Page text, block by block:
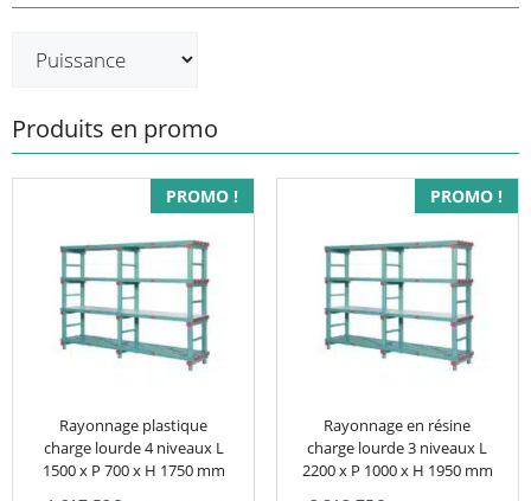
Produits en promo
PROMO !
Rayonnage plastique
charge lourde 4 niveaux L
1500 x P 700 x H 1750 mm
PROMO !
Rayonnage en résine
charge lourde 3 niveaux L
2200 x P 1000 x H 1950 mm